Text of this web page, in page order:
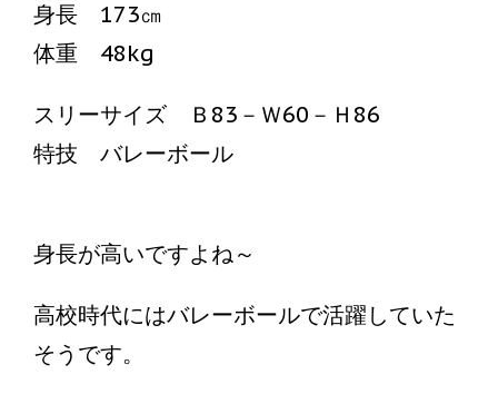
身長 173㎝
体重 48kg
スリーサイズ Ｂ83－Ｗ60－Ｈ86
特技 バレーボール
身長が高いですよね～
高校時代にはバレーボールで活躍していた
そうです。